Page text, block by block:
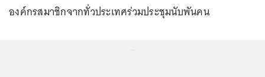
องค์กรสมาชิกจากทั่วประเทศร่วมประชุมนับพันคน